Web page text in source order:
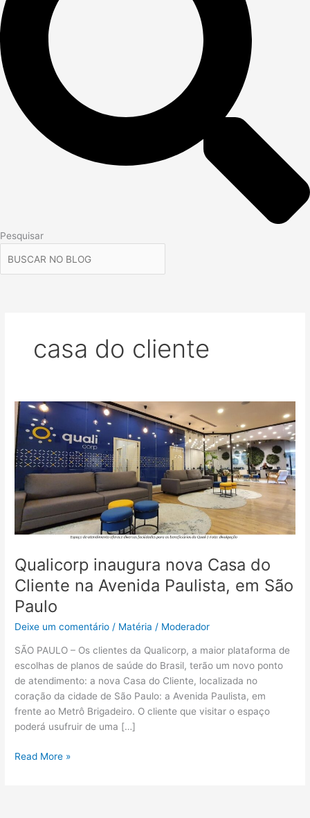
Pesquisar
casa do cliente
Qualicorp inaugura nova Casa do
Cliente na Avenida Paulista, em São
Paulo
Deixe um comentário / Matéria / Moderador
SÃO PAULO – Os clientes da Qualicorp, a maior plataforma de
escolhas de planos de saúde do Brasil, terão um novo ponto
de atendimento: a nova Casa do Cliente, localizada no
coração da cidade de São Paulo: a Avenida Paulista, em
frente ao Metrô Brigadeiro. O cliente que visitar o espaço
poderá usufruir de uma […]
Qualicorp
inaugura
nova
Casa
do
Cliente
na
Avenida
Paulista,
São
Read More »